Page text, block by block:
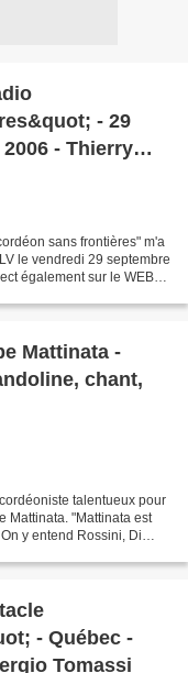
- 29
- Thierry
sur
sans frontières" m'a
le vendredi 29 septembre
également sur le WEB
Mattinata -
chant,
talentueux pour
Mattinata. "Mattinata est
y entend Rossini, Di
- Québec -
Tomassi